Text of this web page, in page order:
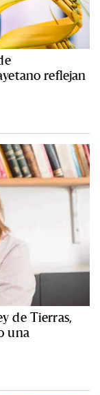
reflejan
de Tierras,
una